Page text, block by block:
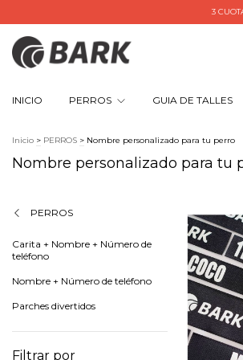
3 CUOTAS SIN
INICIO PERROS GUIA DE TALLES
Inicio > PERROS > Nombre personalizado para tu perro
Nombre personalizado para tu
PERROS
Carita + Nombre + Número de
teléfono
Nombre + Número de teléfono
Parches divertidos
Filtrar por